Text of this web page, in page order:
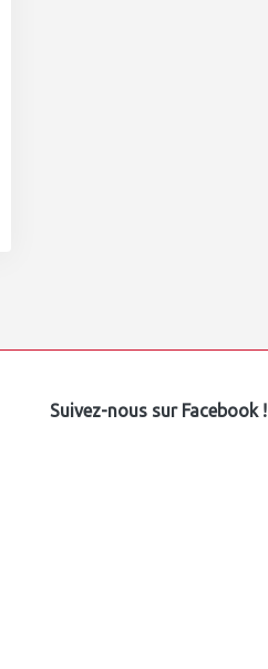
Suivez-nous sur Facebook !